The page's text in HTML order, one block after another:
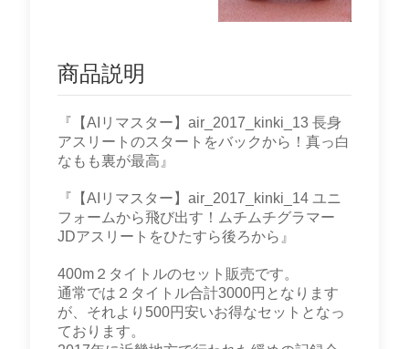
商品説明
『【AIリマスター】air_2017_kinki_13 長身
アスリートのスタートをバックから！真っ白
なもも裏が最高』
『【AIリマスター】air_2017_kinki_14 ユニ
フォームから飛び出す！ムチムチグラマー
JDアスリートをひたすら後ろから』
400m２タイトルのセット販売です。
通常では２タイトル合計3000円となります
が、それより500円安いお得なセットとなっ
ております。